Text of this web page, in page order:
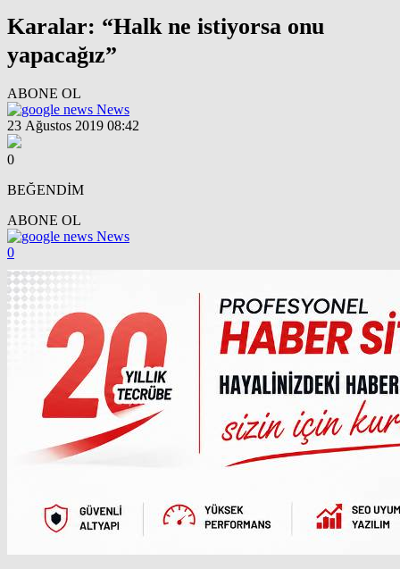
Karalar: “Halk ne istiyorsa onu
yapacağız”
ABONE OL
News
23 Ağustos 2019 08:42
0
BEĞENDİM
ABONE OL
News
0